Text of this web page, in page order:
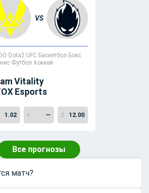
Все прогнозы
VS
Dota2 UFC Баскетбол Бокс
Футбол Хоккей
Vitality
Esports
1.02 x — 2 12.00
матч?